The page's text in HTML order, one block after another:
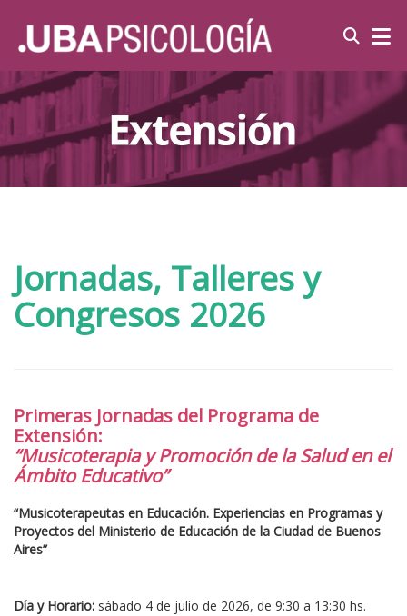
Jornadas, Talleres y
Congresos 2026
Primeras Jornadas del Programa de
Extensión:
“Musicoterapia y Promoción de la Salud en el
Ámbito Educativo”
“Musicoterapeutas en Educación. Experiencias en Programas y
Proyectos del Ministerio de Educación de la Ciudad de Buenos
Aires”
Día y Horario: sábado 4 de julio de 2026, de 9:30 a 13:30 hs.